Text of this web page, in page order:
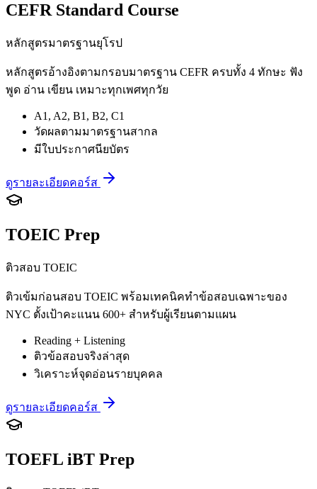
CEFR Standard Course
หลักสูตรมาตรฐานยุโรป
หลักสูตรอ้างอิงตามกรอบมาตรฐาน CEFR ครบทั้ง 4 ทักษะ ฟัง
พูด อ่าน เขียน เหมาะทุกเพศทุกวัย
A1, A2, B1, B2, C1
วัดผลตามมาตรฐานสากล
มีใบประกาศนียบัตร
ดูรายละเอียดคอร์ส
TOEIC Prep
ติวสอบ TOEIC
ติวเข้มก่อนสอบ TOEIC พร้อมเทคนิคทำข้อสอบเฉพาะของ
NYC ตั้งเป้าคะแนน 600+ สำหรับผู้เรียนตามแผน
Reading + Listening
ติวข้อสอบจริงล่าสุด
วิเคราะห์จุดอ่อนรายบุคคล
ดูรายละเอียดคอร์ส
TOEFL iBT Prep